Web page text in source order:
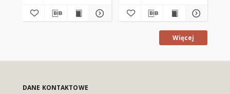
Więcej
DANE KONTAKTOWE